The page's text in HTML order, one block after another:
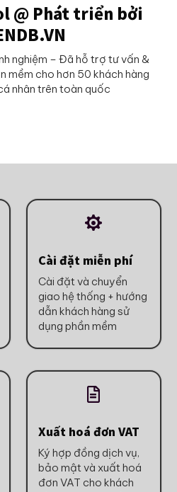
@ Phát triển bởi
nghiệm – Đã hỗ trợ tư vấn &
mềm cho hơn 50 khách hàng
nhân trên toàn quốc

Cài đặt miễn phí
Cài đặt và chuyển
giao hệ thống + hướng
dẫn khách hàng sử
dụng phần mềm

Xuất hoá đơn VAT
Ký hợp đồng dịch vụ,
bảo mật và xuất hoá
đơn VAT cho khách